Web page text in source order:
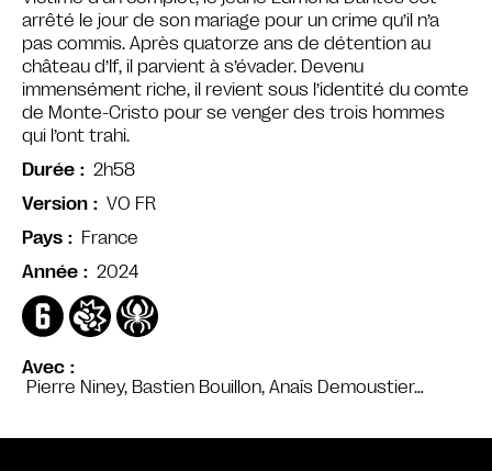
Avec
Pierre Niney, Bastien Bouillon, Anaïs Demoustier…
arrêté le jour de son mariage pour un crime qu’il n’a
pas commis. Après quatorze ans de détention au
château d’If, il parvient à s’évader. Devenu
immensément riche, il revient sous l’identité du comte
de Monte-Cristo pour se venger des trois hommes
qui l’ont trahi.
Durée
2h58
Version
VO FR
Pays
France
Année
2024